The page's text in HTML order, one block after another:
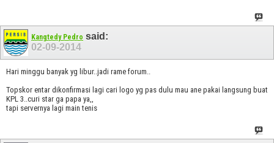
Kangtedy Pedro said:
02-09-2014
Hari minggu banyak yg libur..jadi rame forum..
Topskor entar dikonfirmasi lagi cari logo yg pas dulu mau ane pakai langsung buat
KPL 3..curi star ga papa ya,,
tapi servernya lagi main tenis